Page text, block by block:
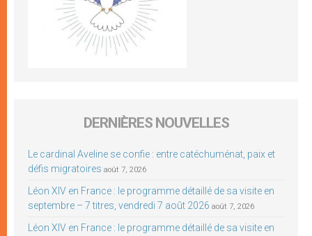
DERNIÈRES NOUVELLES
Le cardinal Aveline se confie : entre catéchuménat, paix et
défis migratoires août 7, 2026
Léon XIV en France : le programme détaillé de sa visite en
septembre – 7 titres, vendredi 7 août 2026 août 7, 2026
Léon XIV en France : le programme détaillé de sa visite en